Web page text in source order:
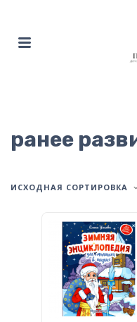
ранее
ИСХОДНАЯ СОРТИРОВКА